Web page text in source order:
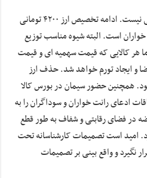
دغدغه های ایجاد شده کارشناسی نیست. ادامه تخصیص ارز ۴۲۰۰ تومانی
است. البته شیوه مناسب توزیع
هر کالایی که قیمت سهمیه ای و قیمت
و ایجاد تورم خواهد شد. حذف ارز
همچنین حضور سیمان در بورس کالا
ادعای رانت خواران و سوداگران را به
در فضای رقابتی و شفاف به طور قطع
امید است تصمیمات کارشناسانه تحت
نگیرد و واقع بینی بر تصمیمات